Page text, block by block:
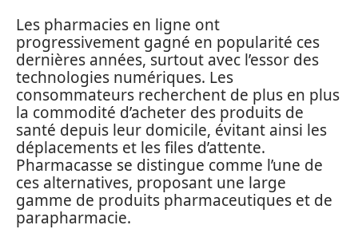
Les pharmacies en ligne ont
progressivement gagné en popularité ces
dernières années, surtout avec l’essor des
technologies numériques. Les
consommateurs recherchent de plus en plus
la commodité d’acheter des produits de
santé depuis leur domicile, évitant ainsi les
déplacements et les files d’attente.
Pharmacasse se distingue comme l’une de
ces alternatives, proposant une large
gamme de produits pharmaceutiques et de
parapharmacie.